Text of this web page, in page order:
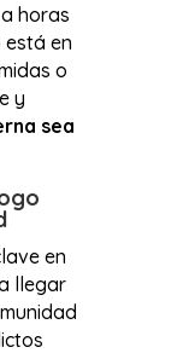
horas
está en
o
y
sea
en
llegar